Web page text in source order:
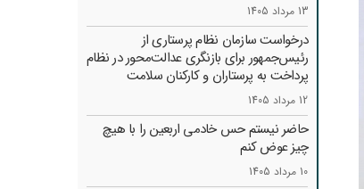
13 مرداد 1405
درخواست سازمان نظام پرستاری از
رئیس‌جمهور برای بازنگری عدالت‌محور در نظام
پرداخت به پرستاران و کارکنان سلامت
12 مرداد 1405
حاضر نیستم حس خادمی اربعین را با هیچ
چیز عوض کنم
10 مرداد 1405